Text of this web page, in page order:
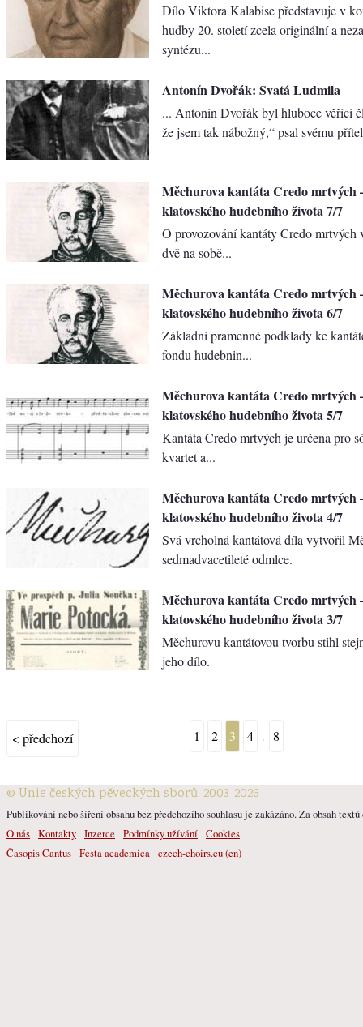
Dílo Viktora Kalabise představuje v
hudby 20. století zcela originální a
syntézu...
Antonín Dvořák: Svatá Ludmila
... Antonín Dvořák byl hluboce věřící
že jsem tak nábožný,“ psal svému
Měchurova kantáta Credo mrtvých
klatovského hudebního života 7/7
O provozování kantáty Credo mrtvých
dvě na sobě...
Měchurova kantáta Credo mrtvých
klatovského hudebního života 6/7
Základní pramenné podklady ke
fondu hudebnin...
Měchurova kantáta Credo mrtvých
klatovského hudebního života 5/7
Kantáta Credo mrtvých je určena pro
kvartet a...
Měchurova kantáta Credo mrtvých
klatovského hudebního života 4/7
Svá vrcholná kantátová díla vytvořil
sedmadvacetileté odmlce.
Měchurova kantáta Credo mrtvých
klatovského hudebního života 3/7
Měchurovu kantátovou tvorbu stihl
jeho dílo.
< předchozí 1 2 3 4 . 8
© Unie českých pěveckých sborů, 2003-2026
Publikování nebo šíření obsahu bez předchozího souhlasu je zakázáno. Za obsah
O nás Kontakty Inzerce Podmínky užívání Cookies
Časopis Cantus Festa academica czech-choirs.eu (en)